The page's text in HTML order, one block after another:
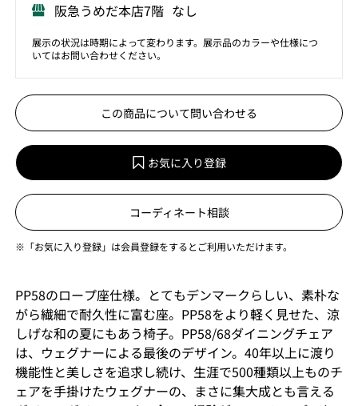
阪急うめだ本店7階 なし
展示の状況は時期によって変わります。展示品のカラーや仕様につ
いてはお問い合わせください。
この商品について問い合わせる
お気に入り登録
コーディネート相談
※「お気に入り登録」は会員登録をするとご利用いただけます。
PP58のロープ座仕様。とてもデンマークらしい、素朴な
がら繊細で耐久性に富む座。PP58をより軽く見せた、涼
しげな和の夏にもあう椅子。PP58/68ダイニングチェア
は、ウェグナーによる最後のデザイン。40年以上に渡り
機能性と美しさを追求し続け、生涯で500種類以上ものチ
ェアを手掛けたウェグナーの、まさに集大成とも言える